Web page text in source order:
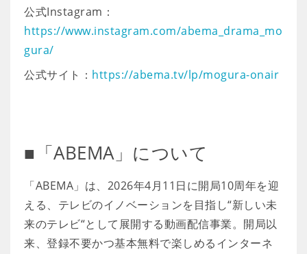
公式Instagram：
https://www.instagram.com/abema_drama_mo
gura/
公式サイト： https://abema.tv/lp/mogura-onair
■「ABEMA」について
「ABEMA」は、2026年4月11日に開局10周年を迎
える、テレビのイノベーションを目指し“新しい未
来のテレビ“として展開する動画配信事業。開局以
来、登録不要かつ基本無料で楽しめるインターネ